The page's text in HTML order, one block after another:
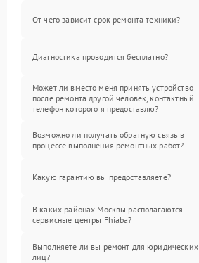
От чего зависит срок ремонта техники?
Диагностика проводится бесплатно?
Может ли вместо меня принять устройство
после ремонта другой человек, контактный
телефон которого я предоставлю?
Возможно ли получать обратную связь в
процессе выполнения ремонтных работ?
Какую гарантию вы предоставляете?
В каких районах Москвы располагаются
сервисные центры Fhiaba?
Выполняете ли вы ремонт для юридических
лиц?